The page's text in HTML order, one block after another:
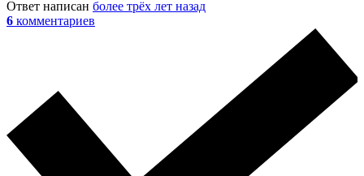
Ответ написан более трёх лет назад
6 комментариев